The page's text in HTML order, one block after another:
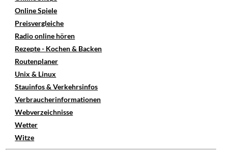
Online Spiele
Preisvergleiche
Radio online hören
Rezepte - Kochen & Backen
Routenplaner
Unix & Linux
Stauinfos & Verkehrsinfos
Verbraucherinformationen
Webverzeichnisse
Wetter
Witze